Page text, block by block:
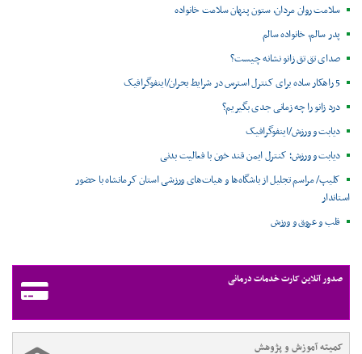
سلامت روان مردان، ستون پنهان سلامت خانواده
پدر سالم، خانواده سالم
صدای تق تق زانو نشانه چیست؟
5 راهکار ساده برای کنترل استرس در شرایط بحران/اینفوگرافیک
درد زانو را چه زمانی جدی بگیریم؟
دیابت و ورزش/اینفوگرافیک
دیابت و ورزش؛ کنترل ایمن قند خون با فعالیت بدنی
کلیپ/ مراسم تجلیل از باشگاه‌ها و هیات‌های ورزشی استان کرمانشاه با حضور
استاندار
قلب و عروق و ورزش
صدور آنلاین کارت خدمات درمانی
کمیته آموزش و پژوهش